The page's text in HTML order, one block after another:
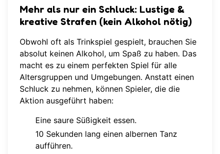
Mehr als nur ein Schluck: Lustige &
kreative Strafen (kein Alkohol nötig)
Obwohl oft als Trinkspiel gespielt, brauchen Sie
absolut keinen Alkohol, um Spaß zu haben. Das
macht es zu einem perfekten Spiel für alle
Altersgruppen und Umgebungen. Anstatt einen
Schluck zu nehmen, können Spieler, die die
Aktion ausgeführt haben:
Eine saure Süßigkeit essen.
10 Sekunden lang einen albernen Tanz
aufführen.